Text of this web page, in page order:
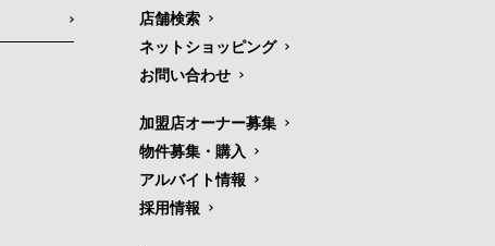
店舗検索
ネットショッピング
お問い合わせ
加盟店オーナー募集
物件募集・購入
アルバイト情報
採用情報